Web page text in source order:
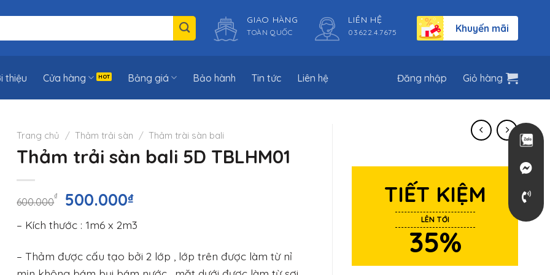
GIAO HÀNG
TOÀN QUỐC
LIÊN HỆ
03622.4.7675 Khuyến mãi
thiệu Cửa hàng Bảng giá Bảo hành Tin tức Liên hệ Đăng nhập Giỏ hàng
Trang chủ / Thảm trải sàn / Thảm trài sàn bali
Thảm trải sàn bali 5D TBLHM01
600.000
₫ Giá
là:
600.000₫.
500.000₫Giá
tại
là:
500.000₫.
– Kích thước : 1m6 x 2m3
– Thảm được cấu tạo bởi 2 lớp , lớp trên được làm từ nỉ
TIẾT KIỆM
LÊN TỚI
35%